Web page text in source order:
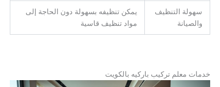
سهولة التنظيف
والصيانة
يمكن تنظيفه بسهولة دون الحاجة إلى
مواد تنظيف قاسية
خدمات معلم تركيب باركيه بالكويت